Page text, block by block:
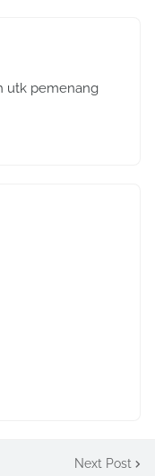
utk pemenang
Next Post